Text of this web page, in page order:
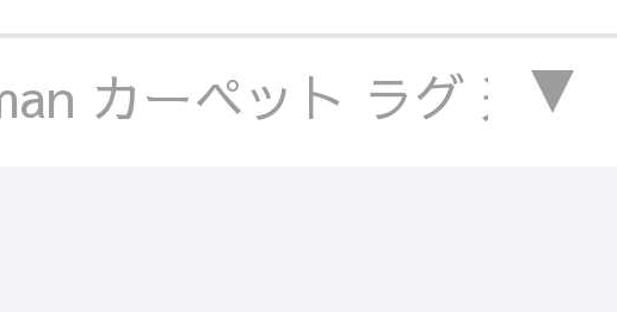
カーペット ラグ 送料
ラグ 送料無料